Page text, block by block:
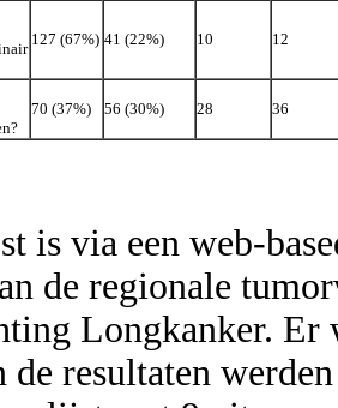
127 (67%) 41 (22%) 10 12
70 (37%) 56 (30%) 28 36
is via een web-
de regionale
Longkanker. Er
de resultaten